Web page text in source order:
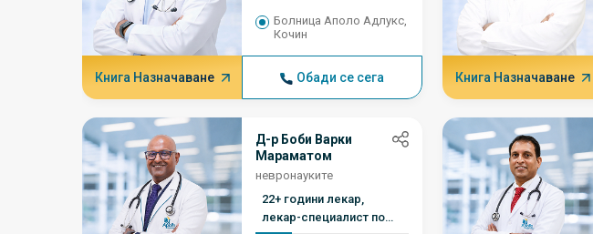
магистърска степен по
неврохирургия
Болница Аполо Адлукс,
Кочин
Книга Назначаване Обади се сега Книга Назначаване
Д-р Боби Варки
Мараматом
невронауките
22+ години лекар,
лекар-специалист по